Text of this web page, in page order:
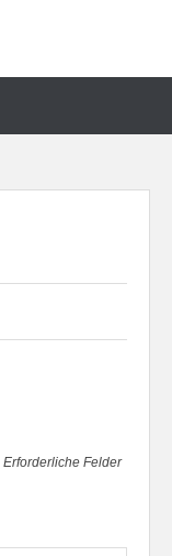
Erforderliche Felder